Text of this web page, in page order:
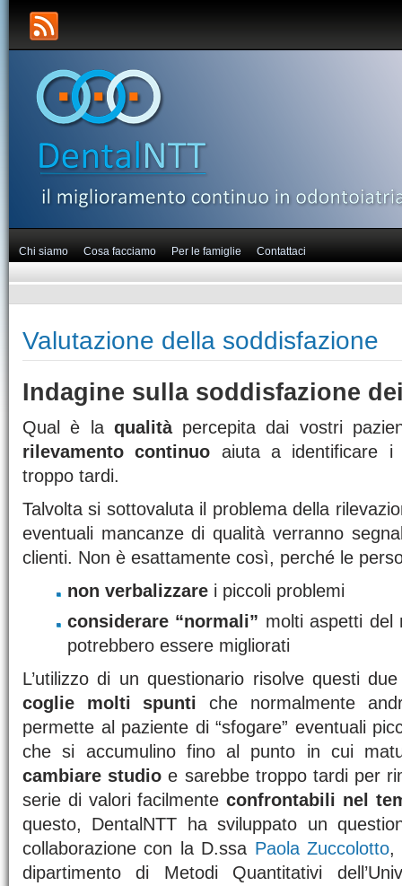
Chi siamo Cosa facciamo Per le famiglie Contattaci
Valutazione della soddisfazione
Indagine sulla soddisfazione
Qual è la qualitàpercepita dai vostri
rilevamento continuo aiuta a identificare i
troppo tardi.
Talvolta si sottovaluta il problema della
eventuali mancanze di qualità verranno
clienti. Non è esattamente così, perché le
non verbalizzare i piccoli problemi
considerare “normali” molti aspetti del
potrebbero essere migliorati
L’utilizzo di un questionario risolve questi
coglie molti spunti che normalmente
permette al paziente di “sfogare” eventuali
che si accumulino fino al punto in cui
cambiare studio e sarebbe troppo tardi per
serie di valori facilmenteconfrontabili nel
questo, DentalNTT ha sviluppato un
collaborazione con la D.ssa Paola Zuccolotto,
dipartimento di Metodi Quantitativi